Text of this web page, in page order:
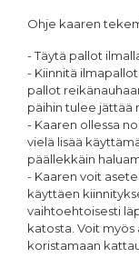
Ohje kaaren
- Täytä pallot
- Kiinnitä
pallot
päihin tulee jättää
- Kaaren ollessa
vielä lisää
päällekkäin
- Kaaren voit
käyttäen
vaihtoehtoisesti
katosta. Voit
koristamaan